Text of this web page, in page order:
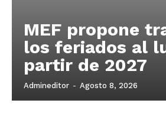
MEF propone
los feriados al
partir de 2027
Admineditor - Agosto 8, 2026